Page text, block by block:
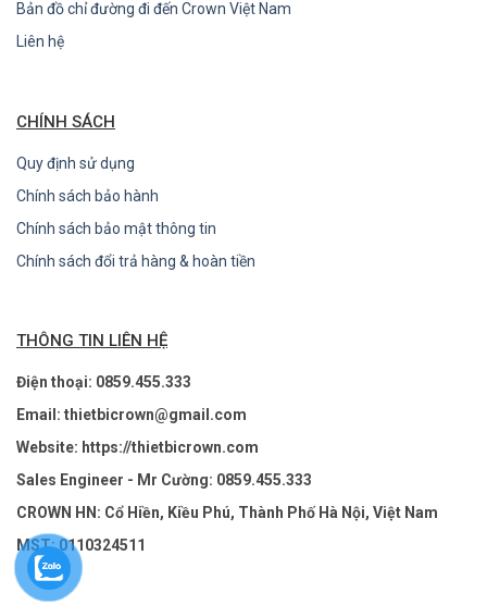
Bản đồ chỉ đường đi đến Crown Việt Nam
Liên hệ
CHÍNH SÁCH
Quy định sử dụng
Chính sách bảo hành
Chính sách bảo mật thông tin
Chính sách đổi trả hàng & hoàn tiền
THÔNG TIN LIÊN HỆ
Điện thoại: 0859.455.333
Email: thietbicrown@gmail.com
Website: https://thietbicrown.com
Sales Engineer - Mr Cường: 0859.455.333
CROWN HN: Cổ Hiền, Kiều Phú, Thành Phố Hà Nội, Việt Nam
MST: 0110324511